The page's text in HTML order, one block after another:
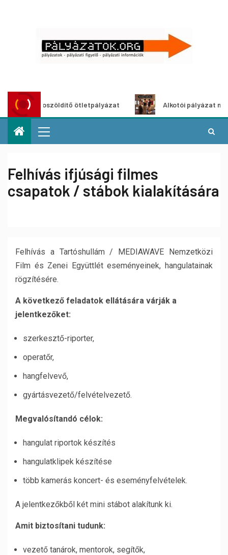
Városzöldítő ötletpályázat Alkotói pályázat
Felhívás ifjúsági filmes
csapatok / stábok kialakítására
Felhívás a Tartóshullám / MEDIAWAVE Nemzetközi
Film és Zenei Együttlét eseményeinek, hangulatainak
rögzítésére.
A következő feladatok ellátására várják a
jelentkezőket:
szerkesztő-riporter,
operatőr,
hangfelvevő,
gyártásvezető/felvételvezető.
Megvalósítandó célok:
hangulat riportok készítés
hangulatklipek készítése
több kamerás koncert- és eseményfelvételek.
A jelentkezőkből két mini stábot alakítunk ki.
Amit biztosítani tudunk:
vezető tanárok, mentorok, segítők,